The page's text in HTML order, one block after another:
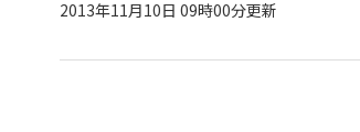
2013年11月10日 09時00分更新